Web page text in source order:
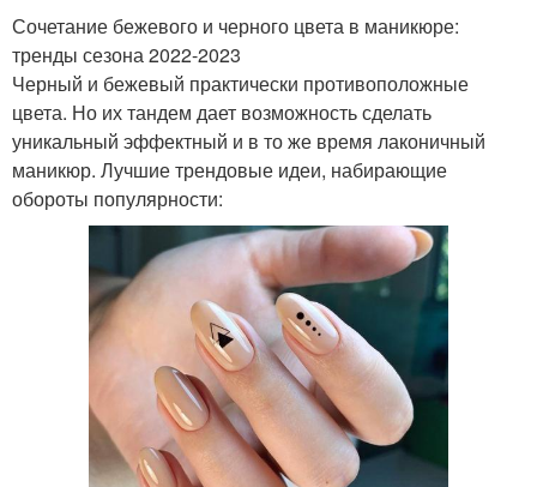
Сочетание бежевого и черного цвета в маникюре:
тренды сезона 2022-2023
Черный и бежевый практически противоположные
цвета. Но их тандем дает возможность сделать
уникальный эффектный и в то же время лаконичный
маникюр. Лучшие трендовые идеи, набирающие
обороты популярности: